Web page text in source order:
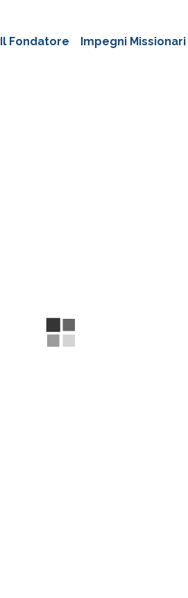
Il Fondatore Impegni Missionari